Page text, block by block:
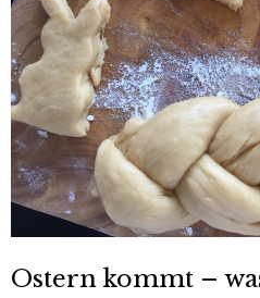
Ostern kommt –